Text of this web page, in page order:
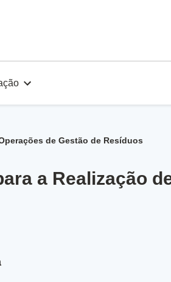
de Gestão de Resíduos
a Realização